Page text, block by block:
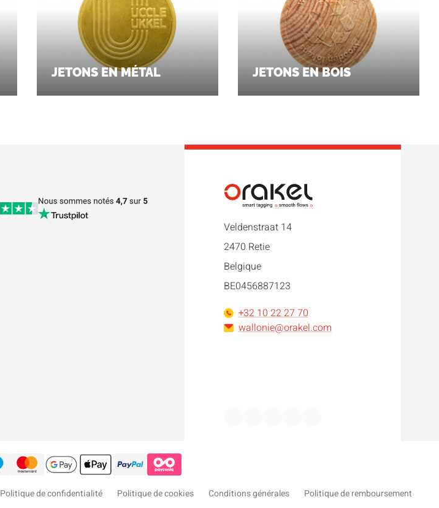
JETONS EN MÉTAL JETONS EN BOIS
Veldenstraat 14
2470 Retie
Belgique
BE0456887123
+32 10 22 27 70
wallonie@orakel.com
Politique de confidentialité Politique de cookies Conditions générales Politique de remboursement